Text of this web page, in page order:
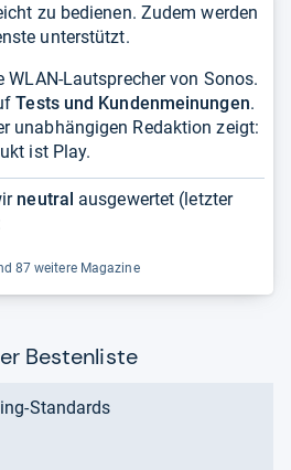
und
lassen
sich
den
zu bedienen. Zudem werden
unterstützt.
WLAN-Lautsprecher von Sonos.
Tests und Kundenmeinungen.
unabhängigen Redaktion zeigt:
ist Play.
neutral ausgewertet (letzter
87 weitere Magazine
Bestenliste
Standards